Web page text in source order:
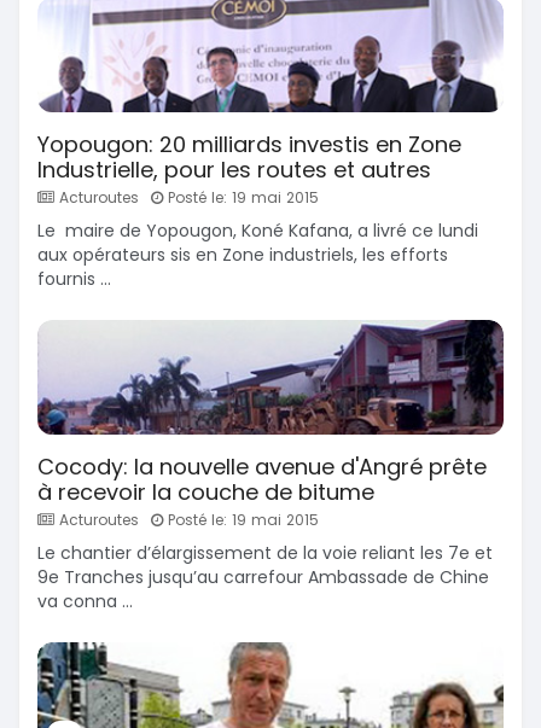
Yopougon: 20 milliards investis en Zone
Industrielle, pour les routes et autres
Acturoutes Posté le: 19 mai 2015
Le maire de Yopougon, Koné Kafana, a livré ce lundi
aux opérateurs sis en Zone industriels, les efforts
fournis ...
Cocody: la nouvelle avenue d'Angré prête
à recevoir la couche de bitume
Acturoutes Posté le: 19 mai 2015
Le chantier d’élargissement de la voie reliant les 7e et
9e Tranches jusqu’au carrefour Ambassade de Chine
va conna ...